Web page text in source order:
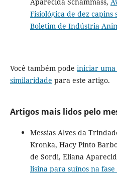
Fisiológica de dez capins
Boletim de Indústria
Você também pode iniciar uma
similaridade para este artigo.
Artigos mais lidos pelo
Messias Alves da
Kronka, Hacy Pinto
de Sordi, Eliana
lisina para suínos na